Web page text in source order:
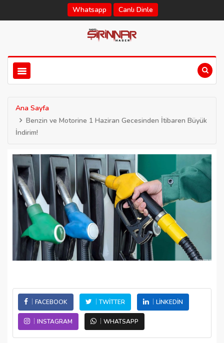
Whatsapp Canlı Dinle
Ana Sayfa
Benzin ve Motorine 1 Haziran Gecesinden İtibaren Büyük
İndirim!
FACEBOOK TWITTER LINKEDIN
INSTAGRAM WHATSAPP